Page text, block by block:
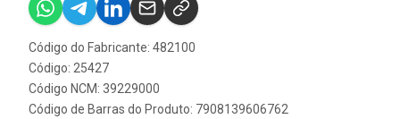
Código do Fabricante: 482100
Código: 25427
Código NCM: 39229000
Código de Barras do Produto: 7908139606762